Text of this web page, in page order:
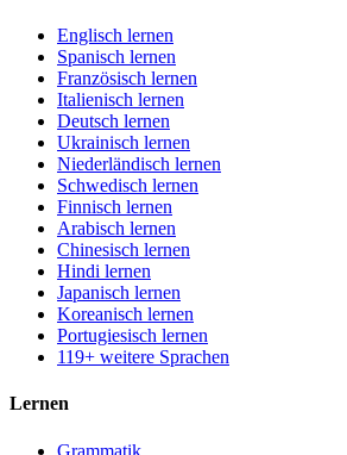
Englisch lernen
Spanisch lernen
Französisch lernen
Italienisch lernen
Deutsch lernen
Ukrainisch lernen
Niederländisch lernen
Schwedisch lernen
Finnisch lernen
Arabisch lernen
Chinesisch lernen
Hindi lernen
Japanisch lernen
Koreanisch lernen
Portugiesisch lernen
119+ weitere Sprachen
Lernen
Grammatik